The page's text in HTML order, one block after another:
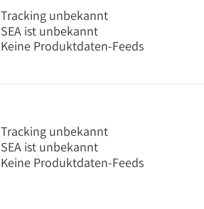
Tracking unbekannt
SEA ist unbekannt
Keine Produktdaten-Feeds
Tracking unbekannt
SEA ist unbekannt
Keine Produktdaten-Feeds